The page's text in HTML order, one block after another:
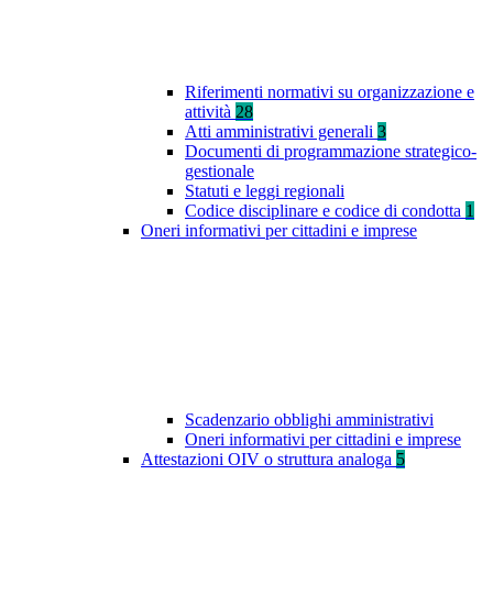
Riferimenti normativi su organizzazione e
attività 28
Atti amministrativi generali 3
Documenti di programmazione strategico-
gestionale
Statuti e leggi regionali
Codice disciplinare e codice di condotta 1
Oneri informativi per cittadini e imprese
Scadenzario obblighi amministrativi
Oneri informativi per cittadini e imprese
Attestazioni OIV o struttura analoga 5